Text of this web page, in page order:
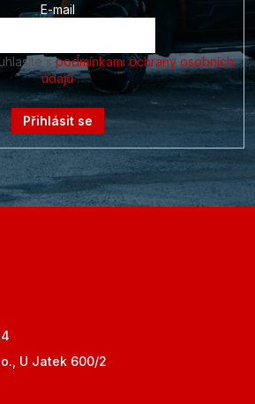
E-mail
spodmínkami ochrany osobních
údajů
Přihlásit se
U Jatek 600/2